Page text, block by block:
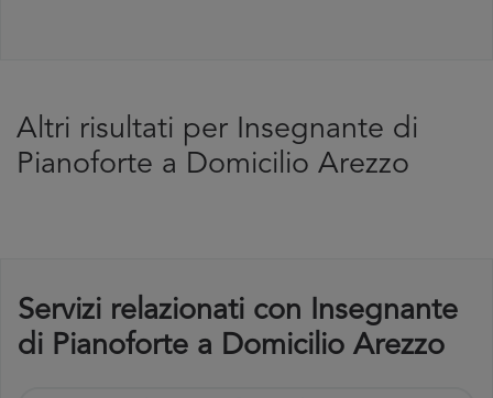
Altri risultati per Insegnante di
Pianoforte a Domicilio Arezzo
Servizi relazionati con Insegnante
di Pianoforte a Domicilio Arezzo